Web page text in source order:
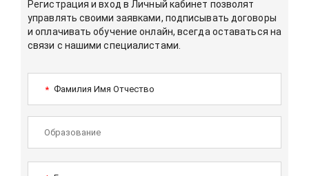
Регистрация и вход в Личный кабинет позволят
управлять своими заявками, подписывать договоры
и оплачивать обучение онлайн, всегда оставаться на
связи с нашими специалистами.
* Фамилия Имя Отчество